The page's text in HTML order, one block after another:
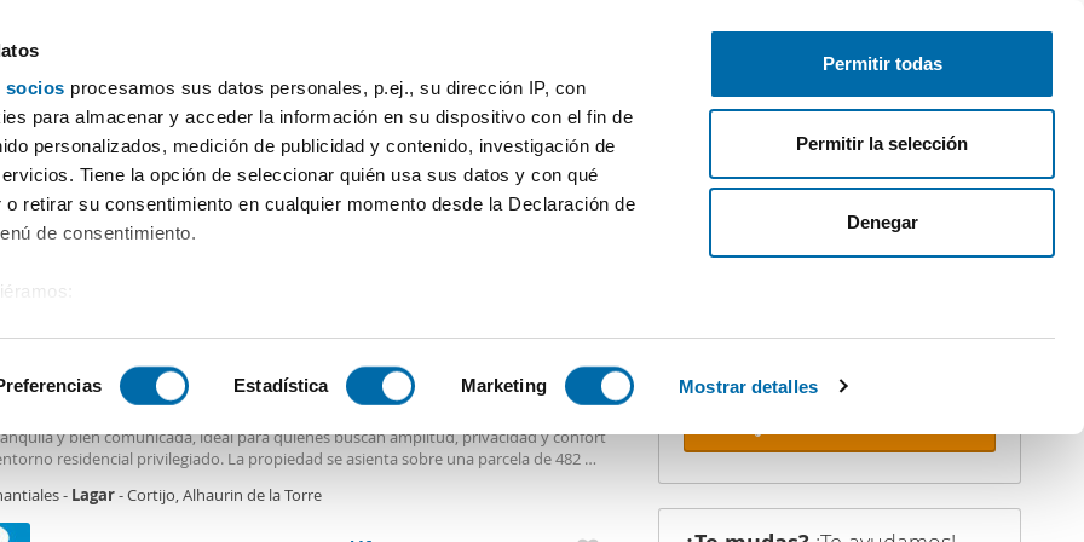
socios procesamos sus datos personales, p.ej., su dirección IP, con
para almacenar y acceder la información en su dispositivo con el fin de
personalizados, medición de publicidad y contenido, investigación de
Tiene la opción de seleccionar quién usa sus datos y con qué
retirar su consentimiento en cualquier momento desde la Declaración de
de consentimiento.
analizándolo activamente para buscar características específicas (huellas
cómo se procesan sus datos personales y establezca sus
. Puede cambiar o retirar su consentimiento en cualquier momento
Estadística Marketing Mostrar detalles
Permitir todas
Permitir la selección
Denegar
Publica gratis Inicia sesión
Habitaciones Más filtros - 2
Alquiler casas Lagar Alhaurin de la Torre
2
casa piscina Manantiales - lagar - cortijo
y bien comunicada, ideal para quienes buscan amplitud, privacidad y confort
residencial privilegiado. La propiedad se asienta sobre una parcela de 482 m
en una sola planta, aportando comodidad y funcionalidad para toda la
vivienda dispone de cuatro dormitorios, dos baños completos, dos amplios
- Lagar- Cortijo, Alhaurin de la Torre
No dejes que te adelanten. Recibe en